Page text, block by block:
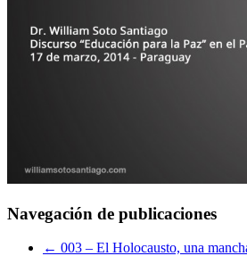
Navegación de publicaciones
← 003 – El Holocausto, una